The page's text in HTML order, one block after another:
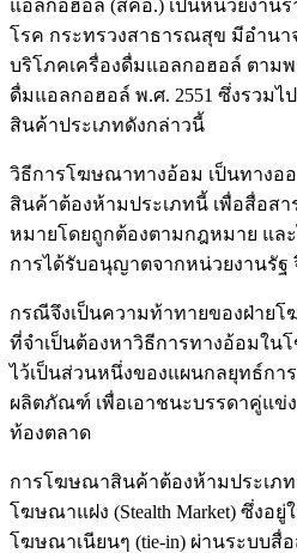
แอลกอฮอล์ (สคอ.) เป็นหน่วยงาน
โรค กระทรวงสาธารณสุข มีอำน
บริโภคเครื่องดื่มแอลกอฮอล์ ตาม
ดื่มแอลกอฮอล์ พ.ศ. 2551 ซึ่งรวม
สินค้าประเภทดังกล่าวนี้
วิธีการโฆษณาทางอ้อม เป็นทางอ
สินค้าต้องห้ามประเภทนี้ เพื่อสื่อส
หมายโดยถูกต้องตามกฎหมาย แล
การได้รับอนุญาตจากหน่วยงานรัฐ
กรณีจึงเป็นความท้าทายของฝ่าย
ที่จำเป็นต้องหาวิธีการทางอ้อมใน
ไว้เป็นส่วนหนึ่งของแผนกลยุทธ์กา
ผลิตภัณฑ์ เพื่อเอาชนะบรรดาคู่แข่
ท้องตลาด
การโฆษณาสินค้าต้องห้ามประเภ
โฆษณาแฝง (Stealth Market) ซึ่งอ
โฆษณาเนียนๆ (tie-in) ผ่านระบบสื่